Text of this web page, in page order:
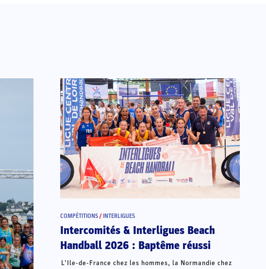
COMPÉTITIONS / INTERLIGUES
Intercomités & Interligues Beach
Handball 2026 : Baptême réussi
L’Ile-de-France chez les hommes, la Normandie chez